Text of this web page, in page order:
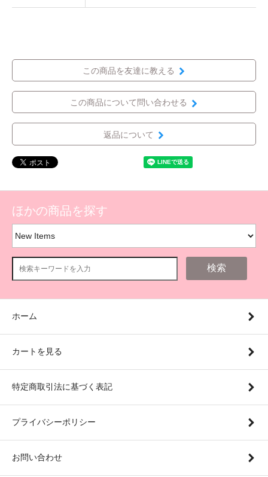
この商品を友達に教える
この商品について問い合わせる
返品について
ほかの商品を探す
検索
ホーム
カートを見る
特定商取引法に基づく表記
プライバシーポリシー
お問い合わせ